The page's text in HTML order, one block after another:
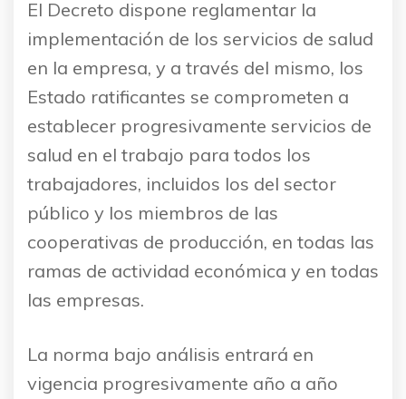
El Decreto dispone reglamentar la
implementación de los servicios de salud
en la empresa, y a través del mismo, los
Estado ratificantes se comprometen a
establecer progresivamente servicios de
salud en el trabajo para todos los
trabajadores, incluidos los del sector
público y los miembros de las
cooperativas de producción, en todas las
ramas de actividad económica y en todas
las empresas.
La norma bajo análisis entrará en
vigencia progresivamente año a año